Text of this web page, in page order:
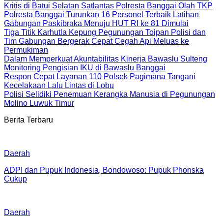
Kritis di Batui Selatan Satlantas Polresta Banggai Olah TKP
Polresta Banggai Turunkan 16 Personel Terbaik Latihan
Gabungan Paskibraka Menuju HUT RI ke 81 Dimulai
Tiga Titik Karhutla Kepung Pegunungan Toipan Polisi dan
Tim Gabungan Bergerak Cepat Cegah Api Meluas ke
Permukiman
Dalam Memperkuat Akuntabilitas Kinerja Bawaslu Sulteng
Monitoring Pengisian IKU di Bawaslu Banggai
Respon Cepat Layanan 110 Polsek Pagimana Tangani
Kecelakaan Lalu Lintas di Lobu
Polisi Selidiki Penemuan Kerangka Manusia di Pegunungan
Molino Luwuk Timur
Berita Terbaru
Daerah
ADPI dan Pupuk Indonesia, Bondowoso: Pupuk Phonska
Cukup
Daerah